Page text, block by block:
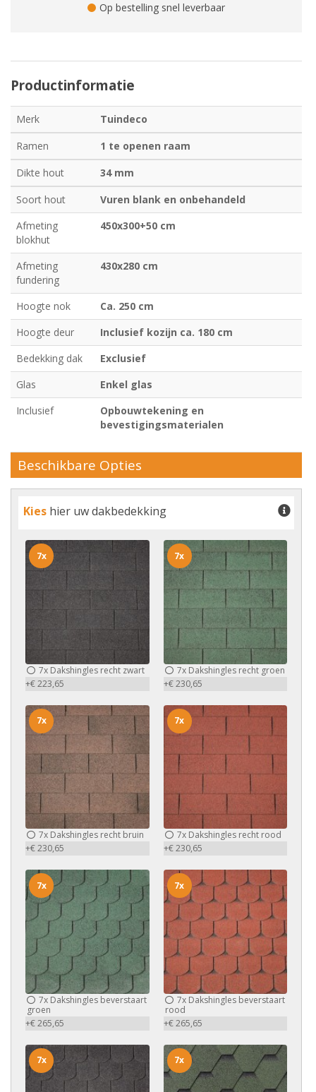
Op bestelling snel leverbaar
Productinformatie
Merk
Tuindeco
Ramen
1 te openen raam
Dikte hout
34 mm
Soort hout
Vuren blank en onbehandeld
Afmeting
blokhut
450x300+50 cm
Afmeting
fundering
430x280 cm
Hoogte nok
Ca. 250 cm
Hoogte deur
Inclusief kozijn ca. 180 cm
Bedekking dak
Exclusief
Glas
Enkel glas
Inclusief
Opbouwtekening en
bevestigingsmaterialen
Beschikbare Opties
Kies hier uw dakbedekking
7x Dakshingles recht zwart
+€ 223,65
7x
7xDakshingles recht groen
+€ 230,65
7x
7x Dakshingles recht bruin
+€ 230,65
7x
7xDakshingles recht rood
+€ 230,65
7x
7x Dakshingles beverstaart
groen
+€ 265,65
7x
7xDakshingles beverstaart
rood
+€ 265,65
7x
7x 7x